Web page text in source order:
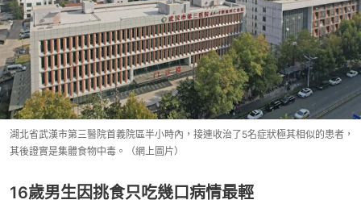
湖北省武漢市第三醫院首義院區半小時內，接連收治了5名症狀極其相似的患者，
其後證實是集體食物中毒。（網上圖片）
16歲男生因挑食只吃幾口病情最輕